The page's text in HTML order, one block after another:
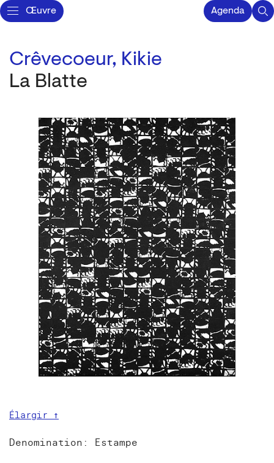
Œuvre Agenda
Crêvecoeur, Kikie
La Blatte
Élargir ↑
Denomination: Estampe